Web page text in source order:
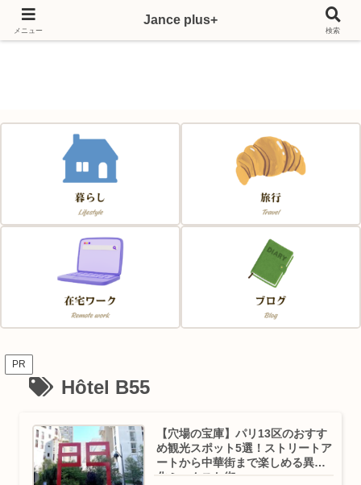
Japan & France & Chance～フランス移住応援サイト～
PR
Hôtel B55
【穴場の宝庫】パリ13区のおすす
め観光スポット5選！ストリートア
ートから中華街まで楽しめる異文
化ミックスな街
メニュー
Jance plus+
検索